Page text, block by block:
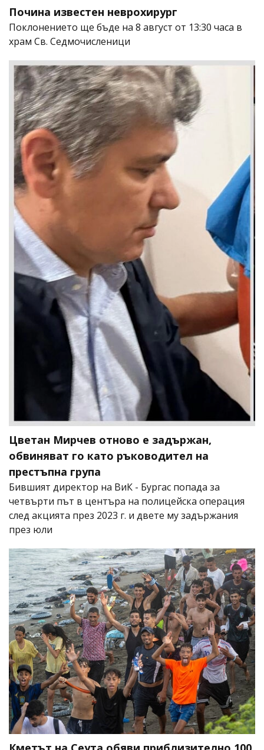
Почина известен неврохирург
Поклонението ще бъде на 8 август от 13:30 часа в
храм Св. Седмочисленици
Цветан Мирчев отново е задържан,
обвиняват го като ръководител на
престъпна група
Бившият директор на ВиК - Бургас попада за
четвърти път в центъра на полицейска операция
след акцията през 2023 г. и двете му задържания
през юли